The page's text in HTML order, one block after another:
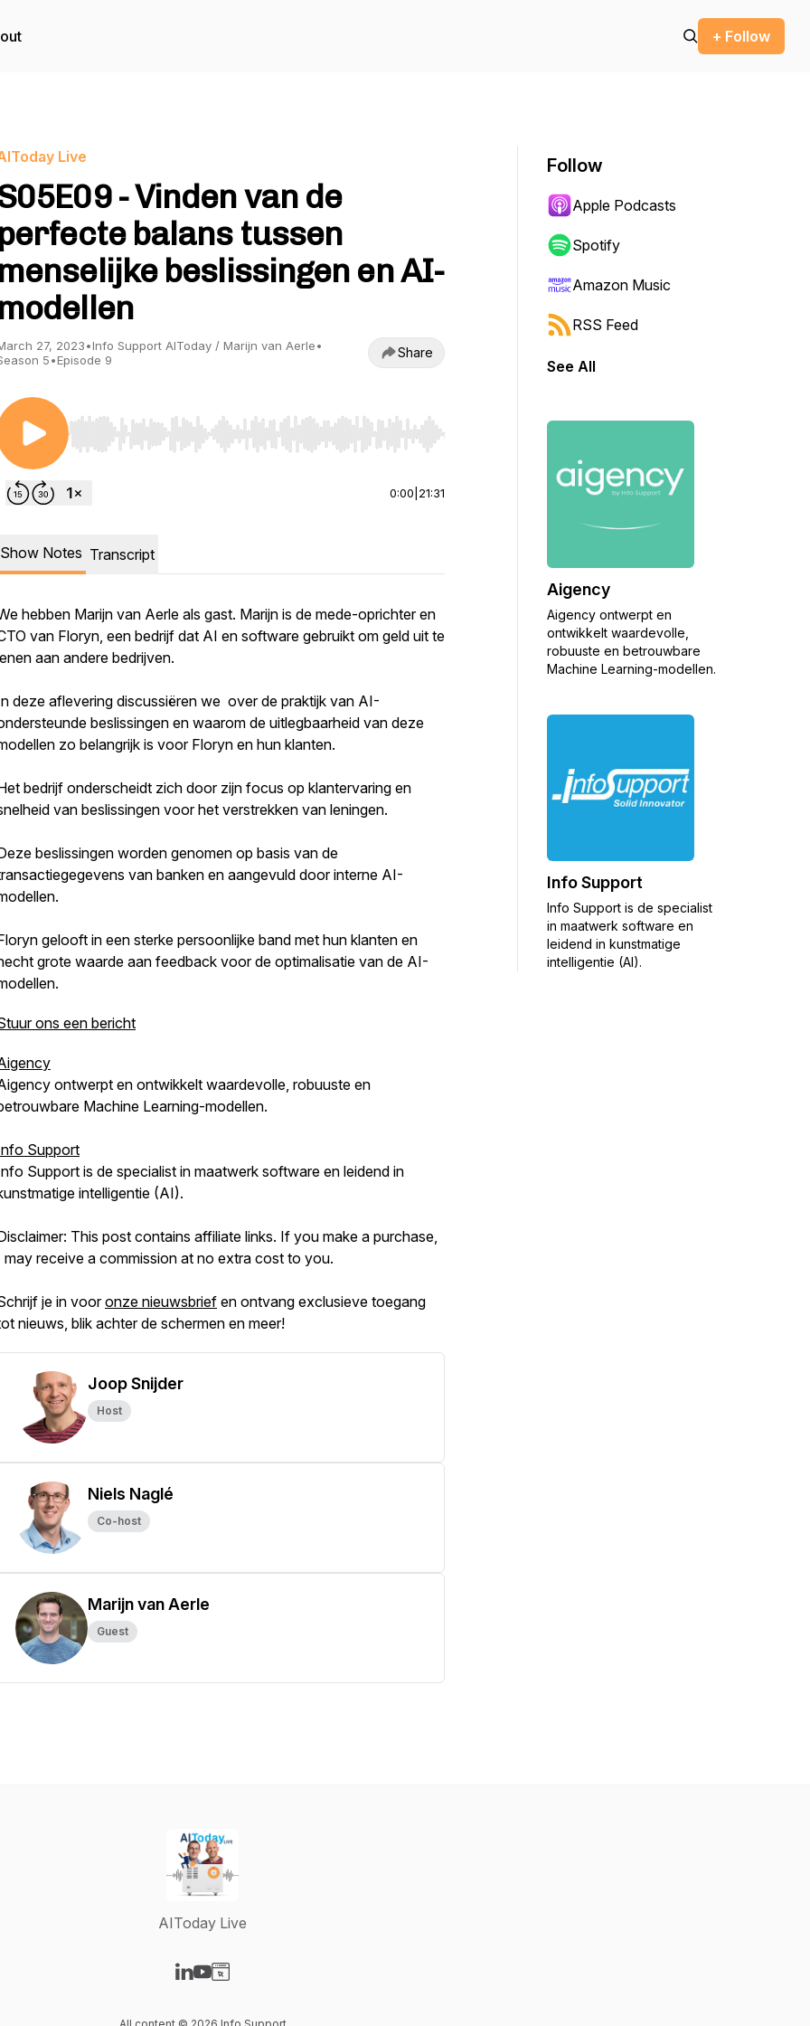
+ Follow
Live
- Vinden van de
perfecte balans tussen
menselijke beslissingen en AI-
modellen
27, 2023•Info Support AIToday / Marijn van Aerle•
5•Episode 9 Share
Use Left/Right to seek, Home/End to jump to start or end. Hold shift to jump forward or backward.
0:00 21:31
Show Notes Transcript
hebben Marijn van Aerle als gast. Marijn is de mede-oprichter en
van Floryn, een bedrijf dat AI en software gebruikt om geld uit te
aan andere bedrijven.
deze aflevering discussiëren we over de praktijk van AI-
beslissingen en waarom de uitlegbaarheid van deze
zo belangrijk is voor Floryn en hun klanten.
bedrijf onderscheidt zich door zijn focus op klantervaring en
van beslissingen voor het verstrekken van leningen.
beslissingen worden genomen op basis van de
van banken en aangevuld door interne AI-
gelooft in een sterke persoonlijke band met hun klanten en
grote waarde aan feedback voor de optimalisatie van de AI-
ons een bericht
ontwerpt en ontwikkelt waardevolle, robuuste en
Machine Learning-modellen.
Support
Support is de specialist in maatwerk software en leidend in
intelligentie (AI).
This post contains affiliate links. If you make a purchase,
may receive a commission at no extra cost to you.
je in vooronze nieuwsbrief en ontvang exclusieve toegang
nieuws, blik achter de schermen en meer!
Joop Snijder
Host
Niels Naglé
Co-host
Marijn van Aerle
Guest
Follow
Apple Podcasts
Spotify
Amazon Music
RSS Feed
See All
Aigency
Aigency ontwerpt en
ontwikkelt waardevolle,
robuuste en betrouwbare
Machine Learning-modellen.
Info Support
Info Support is de specialist
in maatwerk software en
leidend in kunstmatige
intelligentie (AI).
AIToday Live